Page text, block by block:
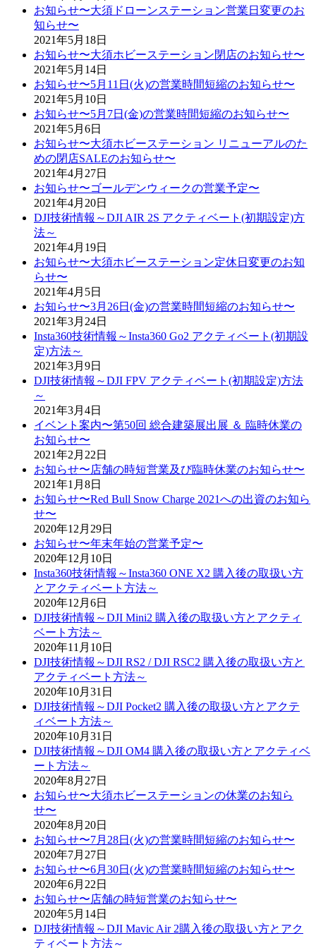
お知らせ〜大須ドローンステーション営業日変更のお
知らせ〜
2021年5月18日
お知らせ〜大須ホビーステーション閉店のお知らせ〜
2021年5月14日
お知らせ〜5月11日(火)の営業時間短縮のお知らせ〜
2021年5月10日
お知らせ〜5月7日(金)の営業時間短縮のお知らせ〜
2021年5月6日
お知らせ〜大須ホビーステーション リニューアルのた
めの閉店SALEのお知らせ〜
2021年4月27日
お知らせ〜ゴールデンウィークの営業予定〜
2021年4月20日
DJI技術情報～DJI AIR 2S アクティベート(初期設定)方
法～
2021年4月19日
お知らせ〜大須ホビーステーション定休日変更のお知
らせ〜
2021年4月5日
お知らせ〜3月26日(金)の営業時間短縮のお知らせ〜
2021年3月24日
Insta360技術情報～Insta360 Go2 アクティベート(初期設
定)方法～
2021年3月9日
DJI技術情報～DJI FPV アクティベート(初期設定)方法
～
2021年3月4日
イベント案内〜第50回 総合建築展出展 ＆ 臨時休業の
お知らせ〜
2021年2月22日
お知らせ〜店舗の時短営業及び臨時休業のお知らせ〜
2021年1月8日
お知らせ〜Red Bull Snow Charge 2021への出資のお知ら
せ〜
2020年12月29日
お知らせ〜年末年始の営業予定〜
2020年12月10日
Insta360技術情報～Insta360 ONE X2 購入後の取扱い方
とアクティベート方法～
2020年12月6日
DJI技術情報～DJI Mini2 購入後の取扱い方とアクティ
ベート方法～
2020年11月10日
DJI技術情報～DJI RS2 / DJI RSC2 購入後の取扱い方と
アクティベート方法～
2020年10月31日
DJI技術情報～DJI Pocket2 購入後の取扱い方とアクテ
ィベート方法～
2020年10月31日
DJI技術情報～DJI OM4 購入後の取扱い方とアクティベ
ート方法～
2020年8月27日
お知らせ〜大須ホビーステーションの休業のお知ら
せ〜
2020年8月20日
お知らせ〜7月28日(火)の営業時間短縮のお知らせ〜
2020年7月27日
お知らせ〜6月30日(火)の営業時間短縮のお知らせ〜
2020年6月22日
お知らせ〜店舗の時短営業のお知らせ〜
2020年5月14日
DJI技術情報～DJI Mavic Air 2購入後の取扱い方とアク
ティベート方法～